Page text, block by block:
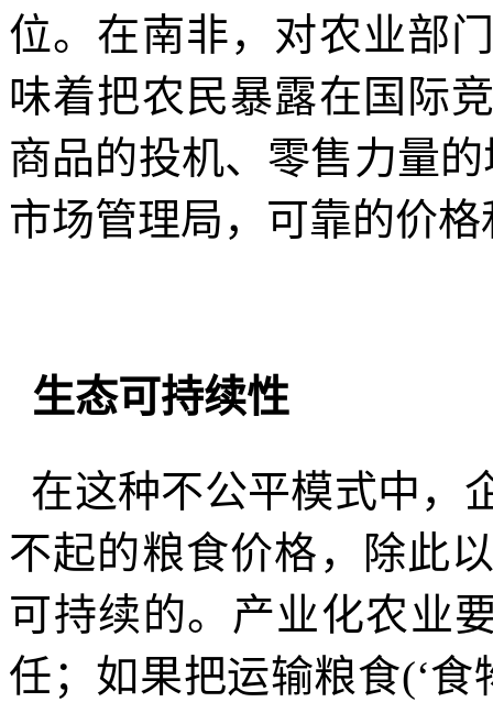
位。在南非，对农业部
味着把农民暴露在国际
商品的投机、零售力量
市场管理局，可靠的价格
生态可持续性
在这种不公平模式中，
不起的粮食价格，除此
可持续的。产业化农业
任；如果把运输粮食(‘食